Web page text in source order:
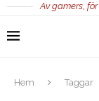
Av gamers,
Hem Taggar